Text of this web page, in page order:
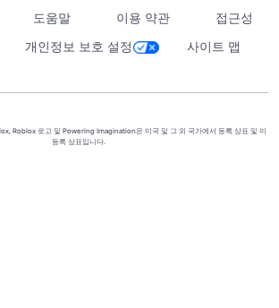
도움말 이용 약관
접근성
개인정보 보호 설정 사이트 맵
Roblox 로고 및 Powering Imagination은 미국 및 그 외 국가에서 등록 상표 및 미
등록 상표입니다.